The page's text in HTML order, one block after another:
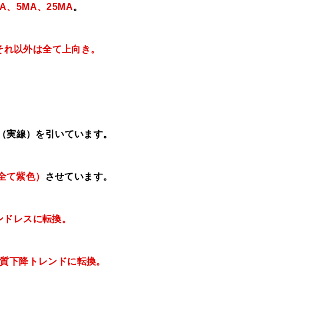
、5MA、25MA。
以外は全て上向き。
線）を引いています。
紫色） させています。
レスに転換。
下降トレンドに転換。